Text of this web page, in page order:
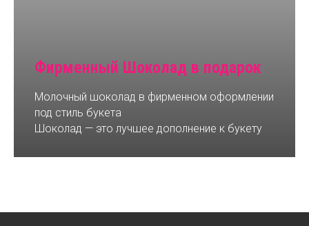
Фирменный Шоколад в подарок
Молочный шоколад в фирменном оформлении
под стиль букета
Шоколад — это лучшее дополнение к букету